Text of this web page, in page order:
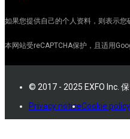
如果您提供自己的个人资料，则表示您
本网站受reCAPTCHA保护，且适用
© 2017 - 2025 EXFO Inc. 保
Privacy noticeCookie policy